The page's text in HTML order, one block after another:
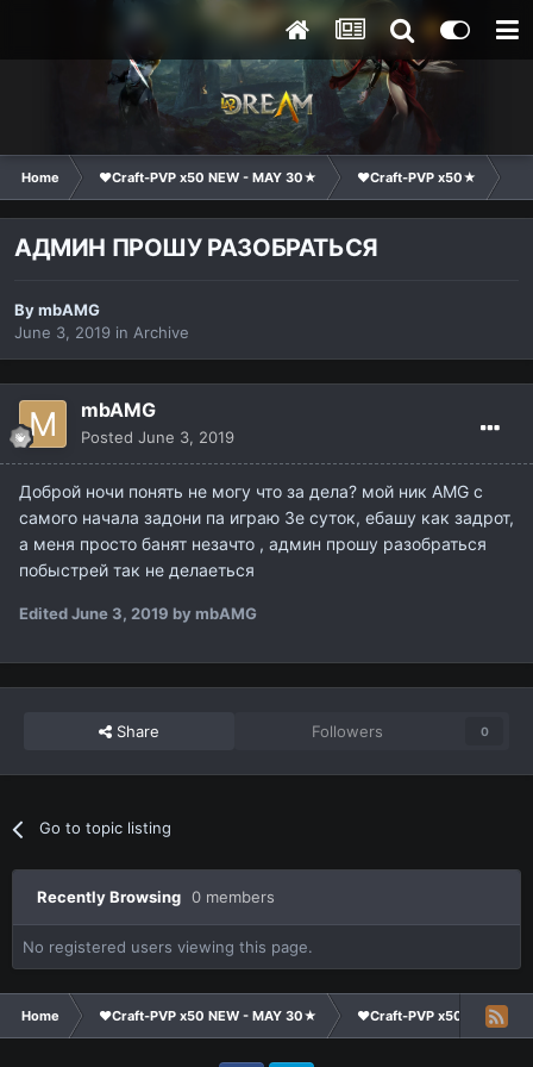
Home ❤Craft-PVP x50 NEW - MAY 30★ ❤Craft-PVP x50★
АДМИН ПРОШУ РАЗОБРАТЬСЯ
BymbAMG
June 3, 2019 in Archive
mbAMG
Posted June 3, 2019
Доброй ночи понять не могу что за дела? мой ник AMG с
самого начала задони па играю 3е суток, ебашу как задрот,
а меня просто банят незачто , админ прошу разобраться
побыстрей так не делаеться
EditedJune 3, 2019 by mbAMG
Share Followers 0
Go to topic listing
Recently Browsing 0 members
No registered users viewing this page.
Home ❤Craft-PVP x50 NEW - MAY 30★ ❤Craft-PVP x50★